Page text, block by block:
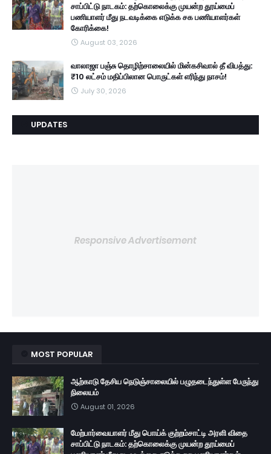
சாப்பிட்டு நாடகம்: தற்கொலைக்கு முயன்ற தூய்மைப்
பணியாளர் மீது நடவடிக்கை எடுக்க சக பணியாளர்கள்
கோரிக்கை!
August 03, 2026
வாலாஜா பஞ்சு தொழிற்சாலையில் மின்கசிவால் தீ விபத்து:
₹10 லட்சம் மதிப்பிலான பொருட்கள் எரிந்து நாசம்!
July 30, 2026
UPDATES
Responsive Advertisement
MOST POPULAR
ஆற்காடு தேசிய நெடுஞ்சாலையில் பழுதடைந்துள்ள பேருந்து
நிலையம்
August 01, 2026
மேற்பார்வையாளர் மீது பொய்க் குற்றம்சாட்டி அரளி விதை
சாப்பிட்டு நாடகம்: தற்கொலைக்கு முயன்ற தூய்மைப்